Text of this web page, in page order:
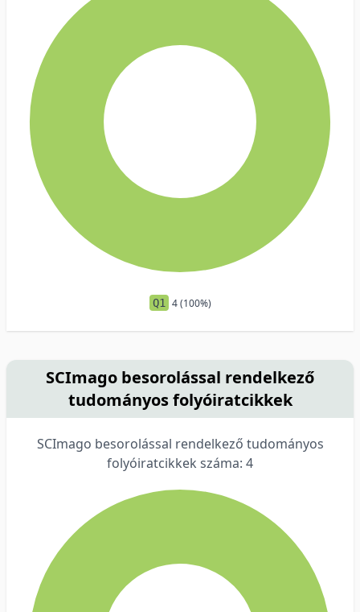
Q1 4 (100%)
SCImago besorolással rendelkező
tudományos folyóiratcikkek
SCImago besorolással rendelkező tudományos
folyóiratcikkek száma: 4